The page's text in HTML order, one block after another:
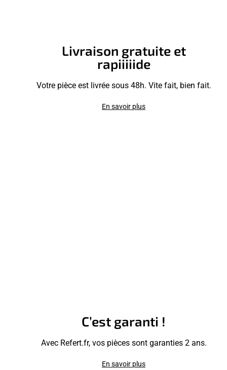
Livraison gratuite et
rapiiiiide
Votre pièce est livrée sous 48h. Vite fait, bien fait.
En savoir plus
C’est garanti !
Avec Refert.fr, vos pièces sont garanties 2 ans.
En savoir plus